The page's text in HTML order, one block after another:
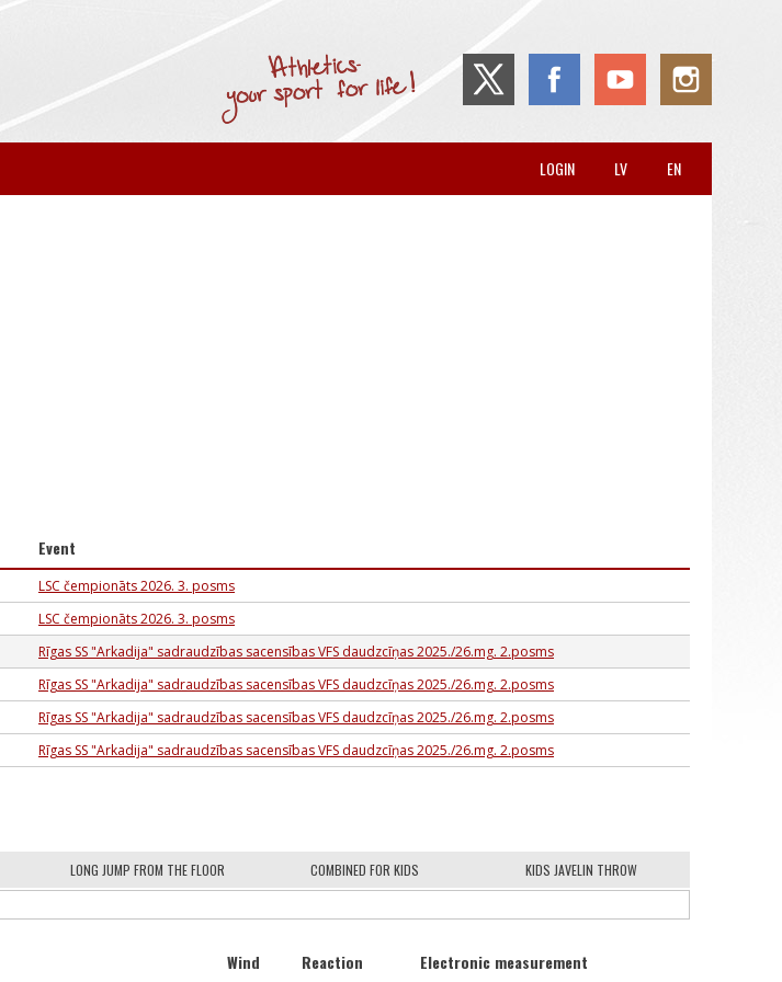
EN
LV
LOGIN
Event
LSC čempionāts 2026. 3. posms
LSC čempionāts 2026. 3. posms
Rīgas SS "Arkadija" sadraudzības sacensības VFS daudzcīņas 2025./26.mg. 2.posms
Rīgas SS "Arkadija" sadraudzības sacensības VFS daudzcīņas 2025./26.mg. 2.posms
Rīgas SS "Arkadija" sadraudzības sacensības VFS daudzcīņas 2025./26.mg. 2.posms
Rīgas SS "Arkadija" sadraudzības sacensības VFS daudzcīņas 2025./26.mg. 2.posms
LONG JUMP FROM THE FLOOR COMBINED FOR KIDS KIDS JAVELIN THROW
Wind Reaction Electronic measurement